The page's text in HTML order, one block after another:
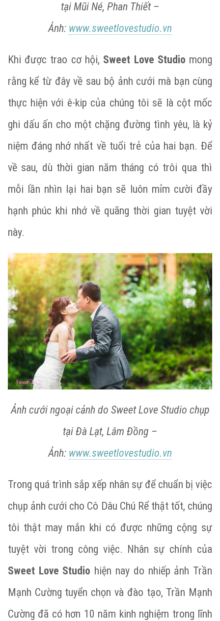
tại Mũi Né, Phan Thiết –
Ảnh: www.sweetlovestudio.vn
Khi được trao cơ hội, Sweet Love Studio mong
rằng kể từ đây về sau bộ ảnh cưới mà bạn cùng
thực hiện với ê-kip của chúng tôi sẽ là cột mốc
ghi dấu ấn cho một chặng đường tình yêu, là kỷ
niệm đáng nhớ nhất về tuổi trẻ của hai bạn. Để
về sau, dù thời gian năm tháng có trôi qua thì
mỗi lần nhìn lại hai bạn sẽ luôn mỉm cười đầy
hạnh phúc khi nhớ về quãng thời gian tuyệt vời
này.
Ảnh cưới ngoại cảnh do Sweet Love Studio chụp
tại Đà Lạt, Lâm Đồng –
Ảnh: www.sweetlovestudio.vn
Trong quá trình sắp xếp nhân sự để chuẩn bị việc
chụp ảnh cưới cho Cô Dâu Chú Rể thật tốt, chúng
tôi thật may mắn khi có được những cộng sự
tuyệt vời trong công việc. Nhân sự chính của
Sweet Love Studio hiện nay do nhiếp ảnh Trần
Mạnh Cường tuyển chọn và đào tạo, Trần Mạnh
Cường đã có hơn 10 năm kinh nghiệm trong lĩnh